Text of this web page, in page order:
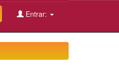
Entrar: